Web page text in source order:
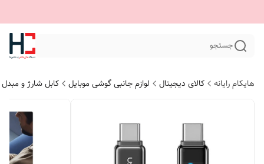
جستجو
هایکام رایانه کالای دیجیتال لوازم جانبی گوشی موبایل کابل شارژ و مبدل